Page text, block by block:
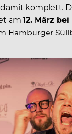
komplett.
am 12. März
Hamburger